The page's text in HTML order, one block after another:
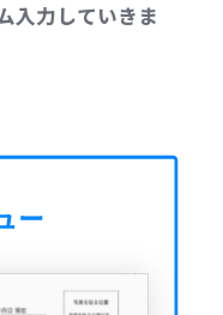
入力していきま